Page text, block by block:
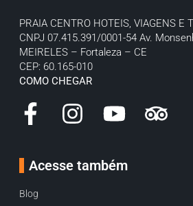
PRAIA CENTRO HOTEIS, VIAGENS E
CNPJ 07.415.391/0001-54 Av.
MEIRELES – Fortaleza – CE
CEP: 60.165-010
COMO CHEGAR
Acesse também
Blog